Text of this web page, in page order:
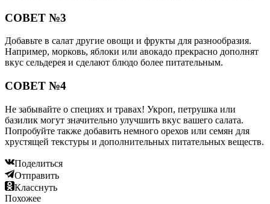
СОВЕТ №3
Добавьте в салат другие овощи и фрукты для разнообразия.
Например, морковь, яблоки или авокадо прекрасно дополнят
вкус сельдерея и сделают блюдо более питательным.
СОВЕТ №4
Не забывайте о специях и травах! Укроп, петрушка или
базилик могут значительно улучшить вкус вашего салата.
Попробуйте также добавить немного орехов или семян для
хрустящей текстуры и дополнительных питательных веществ.
Поделиться
Отправить
Класснуть
Похожее